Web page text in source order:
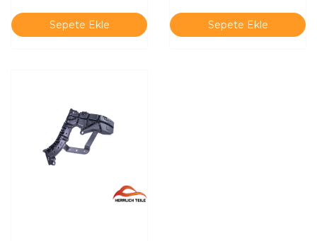
Sepete Ekle Sepete Ekle